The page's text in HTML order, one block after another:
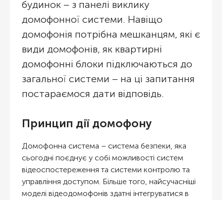
будинок – з панелі виклику
домофонної системи. Навіщо
домофонія потрібна мешканцям, які є
види домофонів, як квартирні
домофонні блоки підключаються до
загальної системи – на ці запитання
постараємося дати відповідь.
Принцип дії домофону
Домофонна система – система безпеки, яка
сьогодні поєднує у собі можливості систем
відеоспостереження та системи контролю та
управління доступом. Більше того, найсучасніші
моделі відеодомофонів здатні інтегруватися в